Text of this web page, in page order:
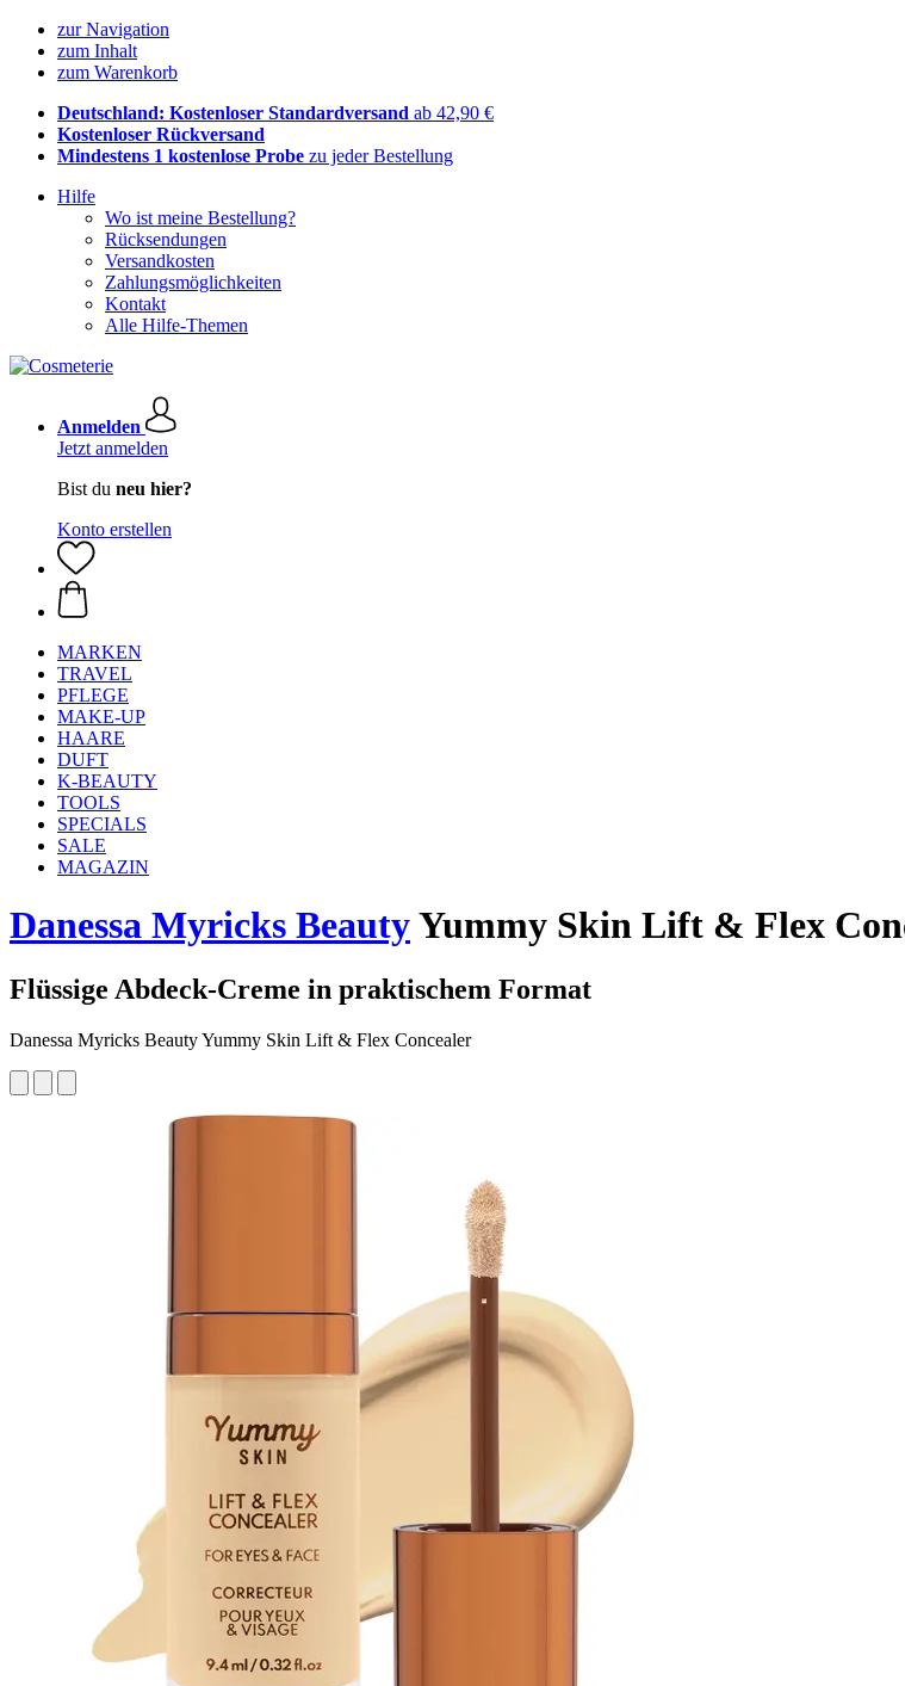
zur Navigation
zum Inhalt
zum Warenkorb
Deutschland: Kostenloser Standardversand ab 42,90 €
Kostenloser Rückversand
Mindestens 1 kostenlose Probe zu jeder Bestellung
Hilfe
Wo ist meine Bestellung?
Rücksendungen
Versandkosten
Zahlungsmöglichkeiten
Kontakt
Alle Hilfe-Themen
Anmelden
Jetzt anmelden
Bist du neu hier?
Konto erstellen
MARKEN
TRAVEL
PFLEGE
MAKE-UP
HAARE
DUFT
K-BEAUTY
TOOLS
SPECIALS
SALE
MAGAZIN
Danessa Myricks BeautyYummy Skin Lift & Flex
Flüssige Abdeck-Creme in praktischem Format
Danessa Myricks Beauty Yummy Skin Lift & Flex Concealer